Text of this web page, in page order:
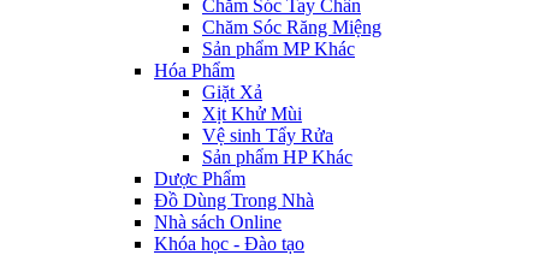
Chăm Sóc Tay Chân
Chăm Sóc Răng Miệng
Sản phẩm MP Khác
Hóa Phẩm
Giặt Xả
Xịt Khử Mùi
Vệ sinh Tẩy Rửa
Sản phẩm HP Khác
Dược Phẩm
Đồ Dùng Trong Nhà
Nhà sách Online
Khóa học - Đào tạo